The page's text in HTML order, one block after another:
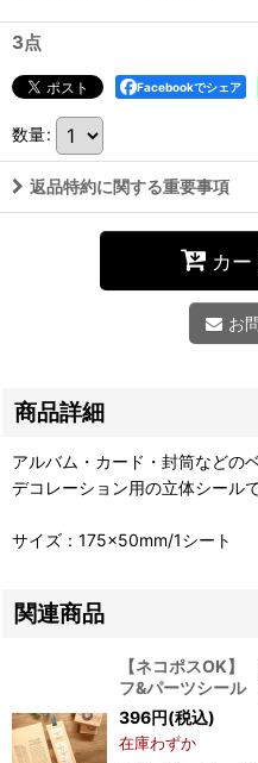
3点
Facebookでシェア
数量:
返品特約に関する重要事項
カー
お
商品詳細
アルバム・カード・封筒などの
デコレーション用の立体シールで
サイズ：175×50mm/1シート
関連商品
【ネコポスOK
フ&パーツシー
396円(税込)
在庫わずか